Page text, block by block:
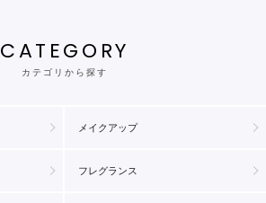
CATEGORY
カテゴリから探す
メイクアップ
フレグランス